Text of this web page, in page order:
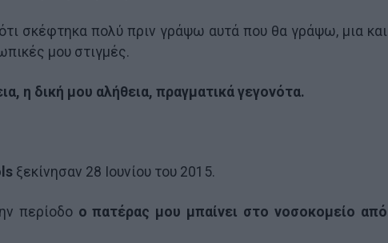
σκέφτηκα πολύ πριν γράψω αυτά που θα γράψω, μια και
μου στιγμές.
η δική μου αλήθεια, πραγματικά γεγονότα.
ξεκίνησαν 28 Ιουνίου του 2015.
περίοδο ο πατέρας μου μπαίνει στο νοσοκομείο από